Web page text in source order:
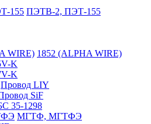
ПЭТВ-2, ПЭТ-155
1852 (ALPHA WIRE)
K
K
Провод LIY
SiF
35-1298
МГТФ, МГТФЭ